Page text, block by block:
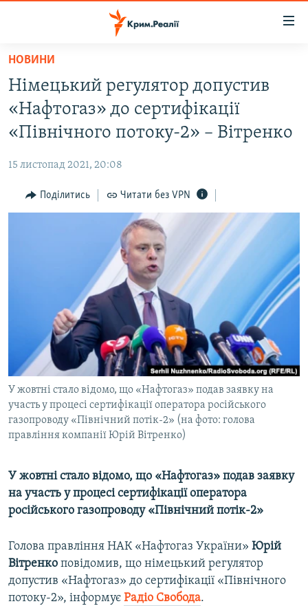
Перейти
основного
матеріалу
Перейти
до
основної
Перейти
до
ВОДА.КРИМ
ВІДЕО ТА ФОТО
БЛОГИ
ПОГЛЯД
ВІДЕОУРОКИ «ELIFBE»
СВІДЧЕННЯ ОКУПАЦІЇ
УКРАЇНСЬКА ПРОБЛЕМА КРИМУ
ІНФОГРАФІКА
ЯК ОБІЙТИ БЛОКУВАННЯ
Русский
Qırımtatar
ДОЛУЧАЙСЯ!
НОВИНИ
Німецький регулятор допустив
«Нафтогаз» до сертифікації
«Північного потоку-2» – Вітренко
15 листопад 2021, 20:08
Поділитись Читати без VPN
У жовтні стало відомо, що «Нафтогаз» подав заявку на
участь у процесі сертифікації оператора російського
газопроводу «Північний потік-2» (на фото: голова
правління компанії Юрій Вітренко)
У жовтні стало відомо, що «Нафтогаз» подав заявку
на участь у процесі сертифікації оператора
російського газопроводу «Північний потік-2»
Голова правління НАК «Нафтогаз України» Юрій
Вітренко повідомив, що німецький регулятор
допустив «Нафтогаз» до сертифікації «Північного
потоку-2», інформує Радіо Свобода.